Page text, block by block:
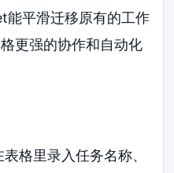
平滑迁移原有的工作
更强的协作和自动化
格里录入任务名称、